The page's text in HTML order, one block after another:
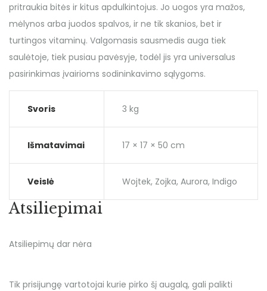
pritraukia bitės ir kitus apdulkintojus. Jo uogos yra mažos,
mėlynos arba juodos spalvos, ir ne tik skanios, bet ir
turtingos vitaminų. Valgomasis sausmedis auga tiek
saulėtoje, tiek pusiau pavėsyje, todėl jis yra universalus
pasirinkimas įvairioms sodininkavimo sąlygoms.
Svoris 3 kg
Išmatavimai 17 × 17 × 50 cm
Veislė Wojtek, Zojka, Aurora, Indigo
Atsiliepimai
Atsiliepimų dar nėra
Tik prisijungę vartotojai kurie pirko šį augalą, gali palikti